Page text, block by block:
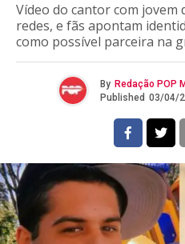
Vídeo do cantor com jovem
redes, e fãs apontam
como possível parceira na
By Redação POP
Published 03/04/